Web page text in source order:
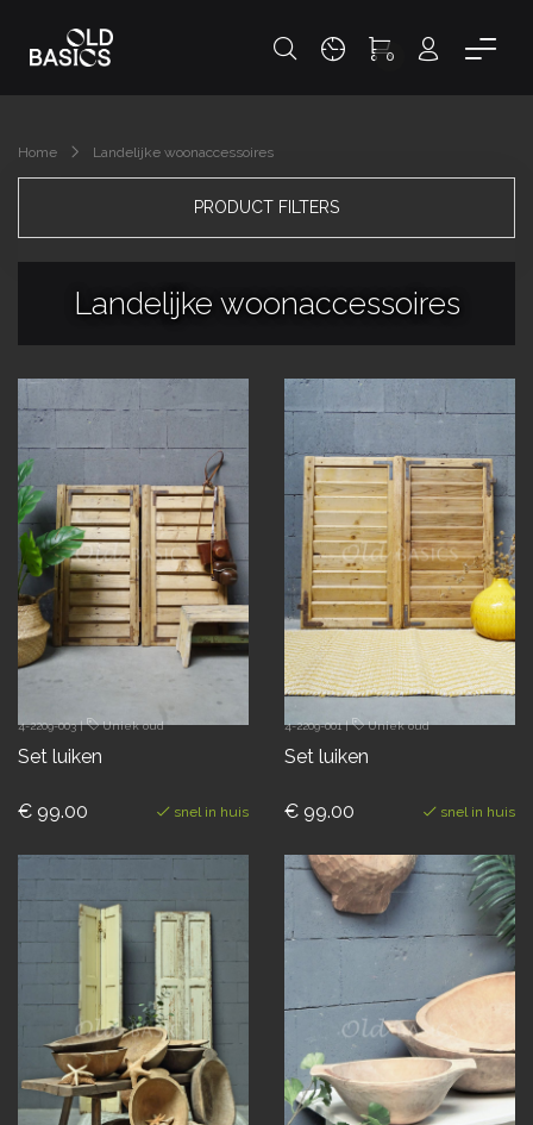
0
Home Landelijke woonaccessoires
PRODUCT FILTERS
Landelijke woonaccessoires
4-2209-003| Uniek oud
Set luiken
€ 99.00 snel in huis
4-2209-001| Uniek oud
Set luiken
€ 99.00 snel in huis